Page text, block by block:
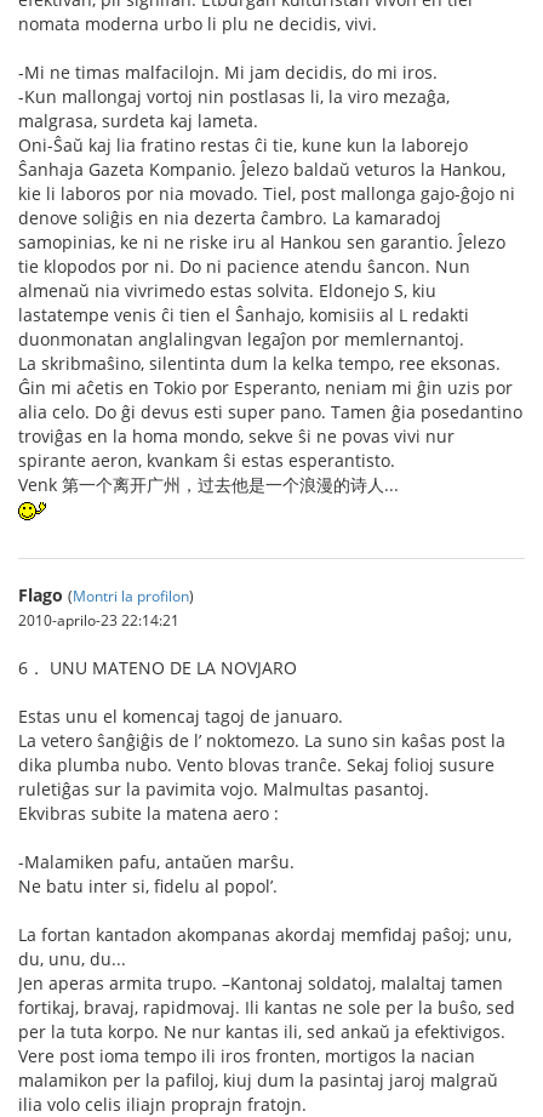
nomata moderna urbo li plu ne decidis, vivi.
-Mi ne timas malfacilojn. Mi jam decidis, do mi iros.
-Kun mallongaj vortoj nin postlasas li, la viro mezaĝa,
malgrasa, surdeta kaj lameta.
Oni-Ŝaŭ kaj lia fratino restas ĉi tie, kune kun la laborejo
Ŝanhaja Gazeta Kompanio. Ĵelezo baldaŭ veturos la Hankou,
kie li laboros por nia movado. Tiel, post mallonga gajo-ĝojo ni
denove soliĝis en nia dezerta ĉambro. La kamaradoj
samopinias, ke ni ne riske iru al Hankou sen garantio. Ĵelezo
tie klopodos por ni. Do ni pacience atendu ŝancon. Nun
almenaŭ nia vivrimedo estas solvita. Eldonejo S, kiu
lastatempe venis ĉi tien el Ŝanhajo, komisiis al L redakti
duonmonatan anglalingvan legaĵon por memlernantoj.
La skribmaŝino, silentinta dum la kelka tempo, ree eksonas.
Ĝin mi aĉetis en Tokio por Esperanto, neniam mi ĝin uzis por
alia celo. Do ĝi devus esti super pano. Tamen ĝia posedantino
troviĝas en la homa mondo, sekve ŝi ne povas vivi nur
spirante aeron, kvankam ŝi estas esperantisto.
Venk 第一个离开广州，过去他是一个浪漫的诗人...
Flago (Montri la profilon)
2010-aprilo-23 22:14:21
6． UNU MATENO DE LA NOVJARO
Estas unu el komencaj tagoj de januaro.
La vetero ŝanĝiĝis de l’ noktomezo. La suno sin kaŝas post la
dika plumba nubo. Vento blovas tranĉe. Sekaj folioj susure
ruletiĝas sur la pavimita vojo. Malmultas pasantoj.
Ekvibras subite la matena aero :
-Malamiken pafu, antaŭen marŝu.
Ne batu inter si, fidelu al popol’.
La fortan kantadon akompanas akordaj memfidaj paŝoj; unu,
du, unu, du...
Jen aperas armita trupo. –Kantonaj soldatoj, malaltaj tamen
fortikaj, bravaj, rapidmovaj. Ili kantas ne sole per la buŝo, sed
per la tuta korpo. Ne nur kantas ili, sed ankaŭ ja efektivigos.
Vere post ioma tempo ili iros fronten, mortigos la nacian
malamikon per la pafiloj, kiuj dum la pasintaj jaroj malgraŭ
ilia volo celis iliajn proprajn fratojn.